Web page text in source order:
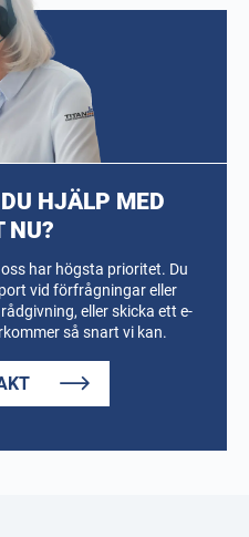
HJÄLP MED
NU?
har högsta prioritet. Du
vid förfrågningar eller
eller skicka ett e-
så snart vi kan.